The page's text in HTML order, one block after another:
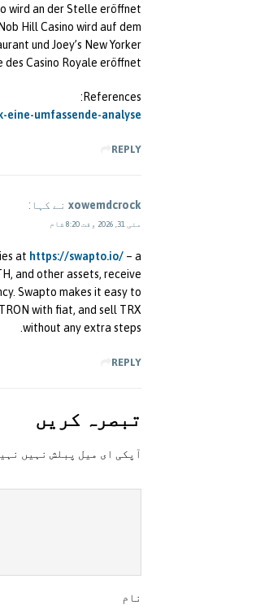
wird an der Stelle eröffnet,
Hill Casino wird auf dem
und Joey’s New Yorker
Casino Royale eröffnet.
References:
umfassende-analyse/
REPLY
xowemdcrock نے کہا:
مئی 31, 2026 وقت 8:20 شام
at https://swapto.io/ – a
and other assets, receive
Swapto makes it easy to
with fiat, and sell TRX
without any extra steps.
REPLY
تبصرہ کريں
آپکی ای ميل پبلش نہيں
نام